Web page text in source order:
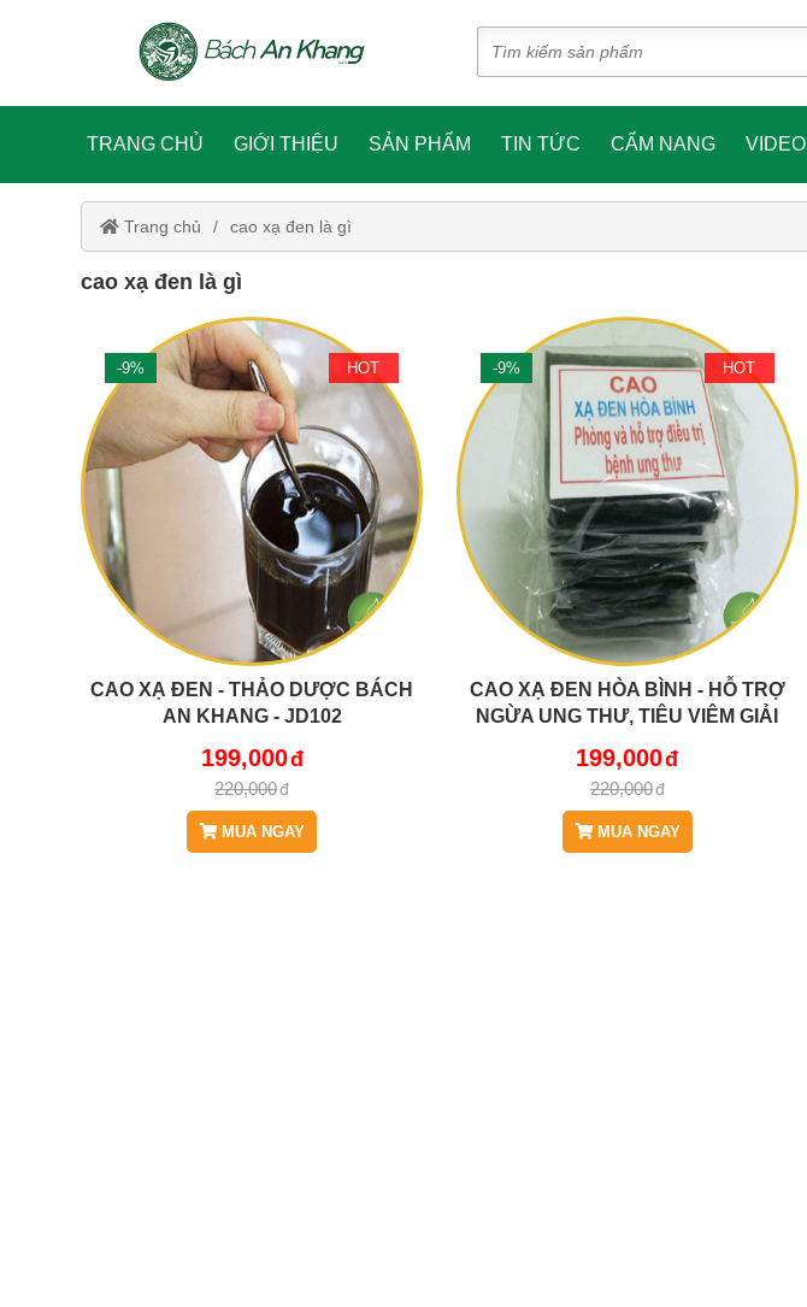
TRANG CHỦ GIỚI THIỆU SẢN PHẨM TIN TỨC CẨM NANG VIDEO
Trang chủ cao xạ đen là gì
cao xạ đen là gì
-9% HOT
CAO XẠ ĐEN - THẢO DƯỢC BÁCH
AN KHANG - JD102
199,000
220,000
MUA NGAY
-9% HOT
CAO XẠ ĐEN HÒA BÌNH - HỖ TRỢ
NGỪA UNG THƯ, TIÊU VIÊM GIẢI
199,000
220,000
MUA NGAY